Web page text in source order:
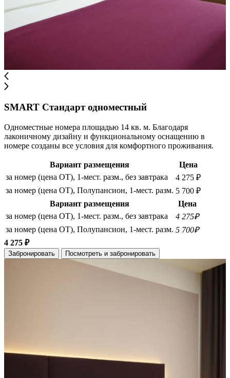
SMART Стандарт одноместный
Одноместные номера площадью 14 кв. м. Благодаря
лаконичному дизайну и функциональному оснащению в
номере созданы все условия для комфортного проживания.
Вариант размещения
Цена
за номер (цена ОТ), 1-мест. разм., без завтрака
4 275 ₽
за номер (цена ОТ), Полупансион, 1-мест. разм. 5 700 ₽
Вариант размещения
Цена
за номер (цена ОТ), 1-мест. разм., без завтрака
4 275₽
за номер (цена ОТ), Полупансион, 1-мест. разм. 5 700₽
4 275 ₽
Забронировать Посмотреть и забронировать